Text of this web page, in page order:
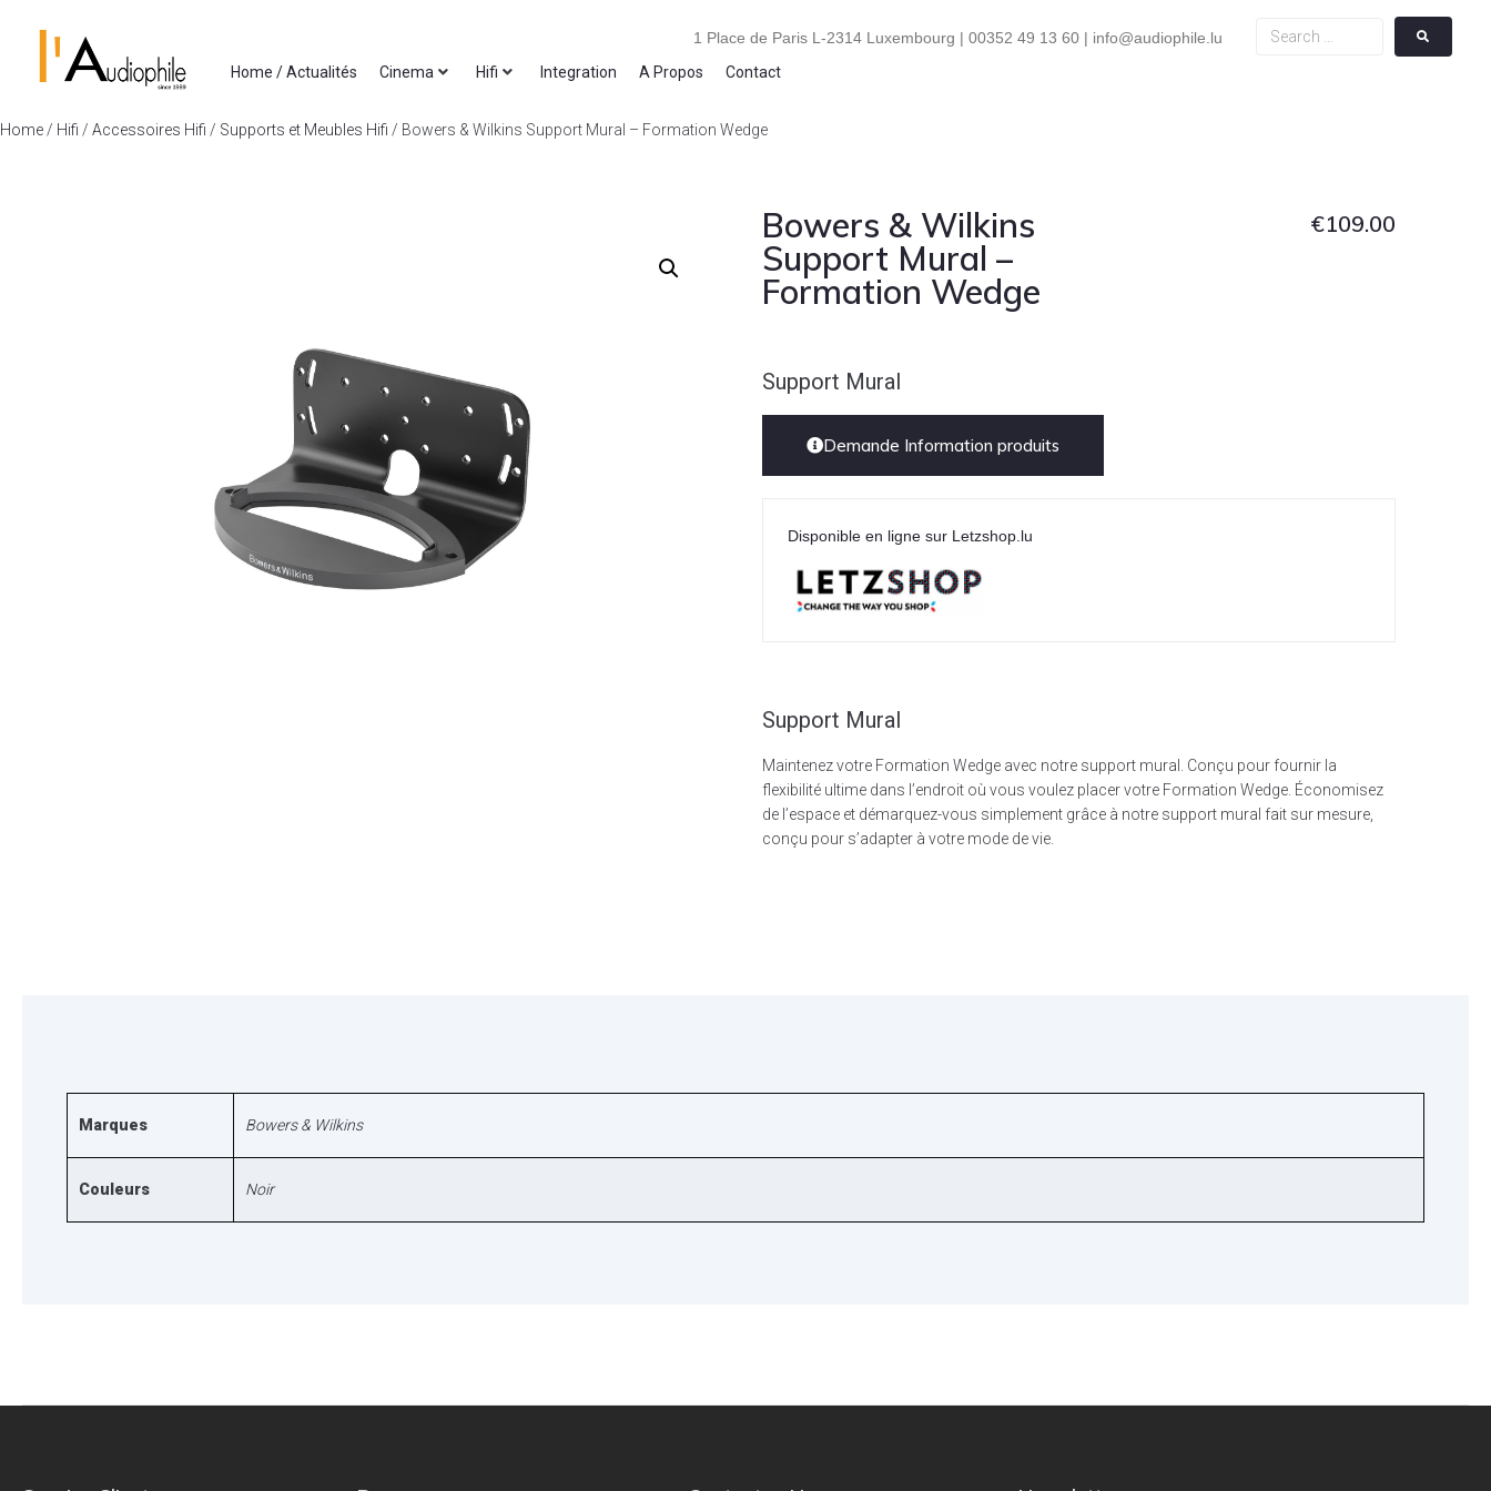
1 Place de Paris L-2314 Luxembourg | 00352 49 13 60 | info@audiophile.lu
Home / Actualités
Cinema Hifi Integration A Propos Contact
Home / Hifi / Accessoires Hifi / Supports et Meubles Hifi / Bowers & Wilkins Support Mural – Formation Wedge
Bowers & Wilkins
Support Mural –
Formation Wedge
€109.00
Support Mural
Demande Information produits
Disponible en ligne sur Letzshop.lu
Support Mural
Maintenez votre Formation Wedge avec notre support mural. Conçu pour fournir la
flexibilité ultime dans l’endroit où vous voulez placer votre Formation Wedge. Économisez
de l’espace et démarquez-vous simplement grâce à notre support mural fait sur mesure,
conçu pour s’adapter à votre mode de vie.
Marques Bowers & Wilkins
Couleurs Noir